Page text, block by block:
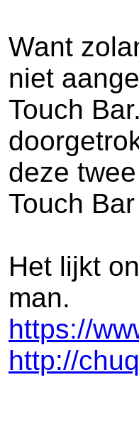
Want
niet
Touch
deze
Touch
Het lijkt
man.
https://
http://